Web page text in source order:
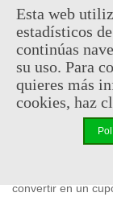
En stock, envío
-
convertir en un
Esta web
estadísticos
continúas
su uso. Para
quieres más
cookies, haz